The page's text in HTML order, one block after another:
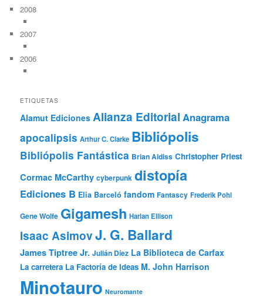
2008
2007
2006
ETIQUETAS
Alamut Ediciones Alianza Editorial Anagrama
apocalipsis Arthur C. Clarke Bibliópolis
Bibliópolis Fantástica Brian Aldiss Christopher Priest
Cormac McCarthy cyberpunk distopía
Ediciones B Elia Barceló fandom Fantascy Frederik Pohl
Gene Wolfe Gigamesh Harlan Ellison
Isaac AsimovJ. G. Ballard
James Tiptree Jr. Julián Díez La Biblioteca de Carfax
La carretera La Factoría de Ideas M. John Harrison
Minotauro Neuromante